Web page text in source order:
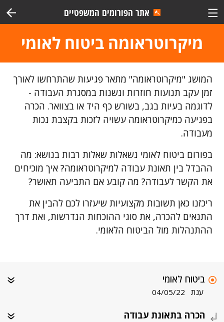
אתר הפורומים המשפטיים
מיקרוטראומה ביטוח לאומי
המושג "מיקרוטראומה" מתאר פגיעות שהתרחשו לאורך
זמן עקב תנועות חוזרות ונשנות במסגרת העבודה -
לדוגמה בעיות בגב, בשורש כף היד או בצוואר. הכרה
בפגיעה כמיקרוטראומה עשויה לזכות בקצבת נכות
מעבודה.
בפורום ביטוח לאומי נשאלות שאלות רבות בנושא: מה
ההבדל בין תאונת עבודה למיקרוטראומה? איך מוכיחים
את הקשר לעבודה? מה קובע אם התביעה תאושר?
ריכזנו כאן תשובות מקצועיות שיעזרו לכם להבין את
התנאים להכרה, את סוגי ההוכחות הנדרשות, ואת דרך
ההתנהלות מול הביטוח הלאומי.
ביטוח לאומי
ענת 04/05/22
הכרה בתאונת עבודה